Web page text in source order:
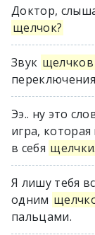
Доктор,
щелчок?
Звук щелчков
Ээ.. ну это
игра,
в себя
Я лишу тебя
одним
пальцами.